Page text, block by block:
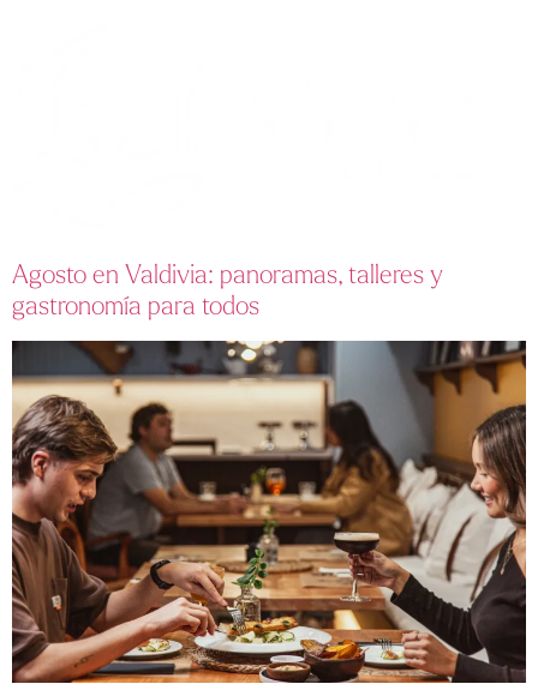
Agosto en Valdivia: panoramas, talleres y
gastronomía para todos